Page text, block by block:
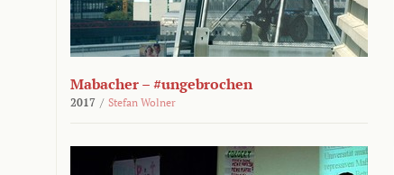
Mabacher – #ungebrochen
2017 / Stefan Wolner